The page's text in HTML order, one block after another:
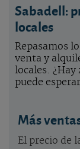
Sabadell:
locales
Repasamos
venta y
locales.
puede
Más
El precio de